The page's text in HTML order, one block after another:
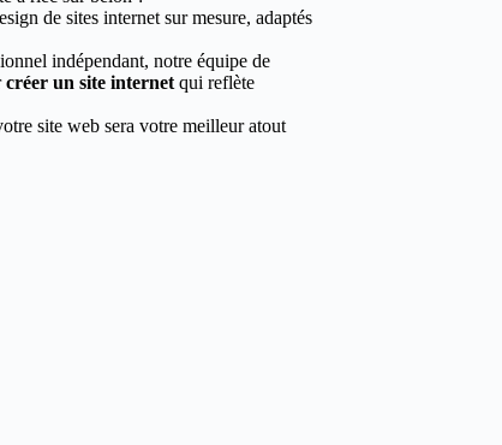
de sites internet sur mesure, adaptés
indépendant, notre équipe de
créer un site internetqui reflète
site web sera votre meilleur atout